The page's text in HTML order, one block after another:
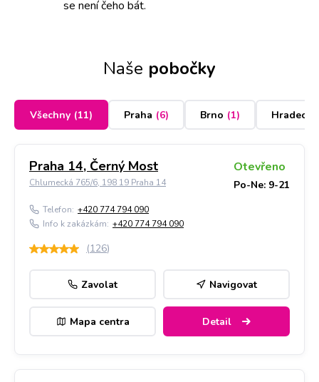
se není čeho bát.
Naše pobočky
Všechny (11) Praha (6) Brno (1) Hradec
Praha 14, Černý Most
Chlumecká 765/6, 198 19 Praha 14
Otevřeno
Po-Ne: 9-21
Telefon: +420 774 794 090
Info k zakázkám: +420 774 794 090
(126)
Zavolat Navigovat
Mapa centra Detail